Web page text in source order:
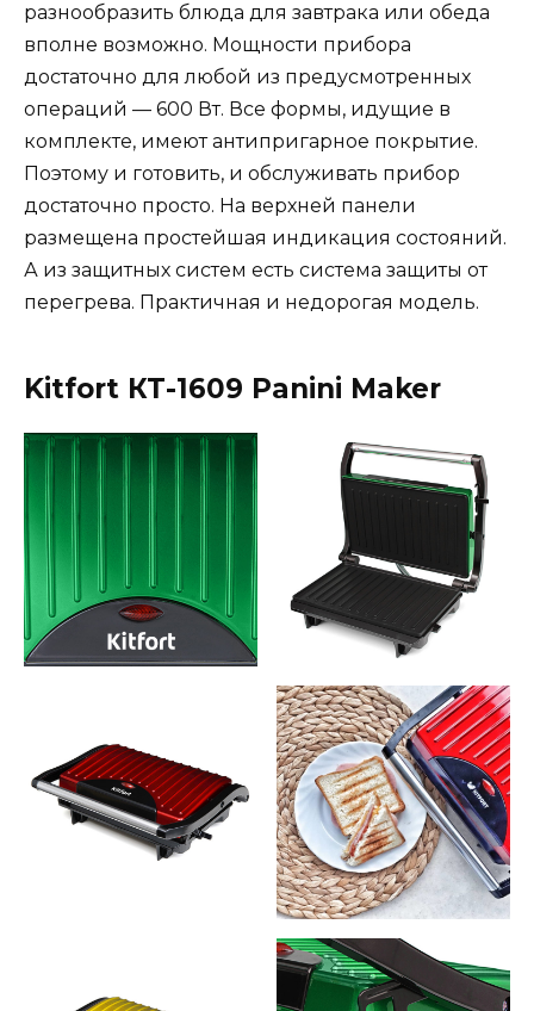
разнообразить блюда для завтрака или обеда
вполне возможно. Мощности прибора
достаточно для любой из предусмотренных
операций — 600 Вт. Все формы, идущие в
комплекте, имеют антипригарное покрытие.
Поэтому и готовить, и обслуживать прибор
достаточно просто. На верхней панели
размещена простейшая индикация состояний.
А из защитных систем есть система защиты от
перегрева. Практичная и недорогая модель.
Kitfort КТ-1609 Panini Maker